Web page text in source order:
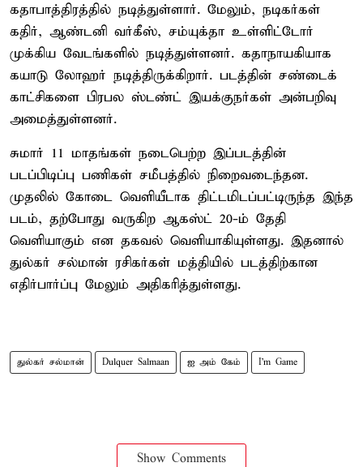
கதாபாத்திரத்தில் நடித்துள்ளார். மேலும், நடிகர்கள்
கதிர், ஆண்டனி வர்கீஸ், சம்யுக்தா உள்ளிட்டோர்
முக்கிய வேடங்களில் நடித்துள்ளனர். கதாநாயகியாக
கயாடு லோஹர் நடித்திருக்கிறார். படத்தின் சண்டைக்
காட்சிகளை பிரபல ஸ்டண்ட் இயக்குநர்கள் அன்பறிவு
அமைத்துள்ளனர்.
சுமார் 11 மாதங்கள் நடைபெற்ற இப்படத்தின்
படப்பிடிப்பு பணிகள் சமீபத்தில் நிறைவடைந்தன.
முதலில் கோடை வெளியீடாக திட்டமிடப்பட்டிருந்த இந்த
படம், தற்போது வருகிற ஆகஸ்ட் 20-ம் தேதி
வெளியாகும் என தகவல் வெளியாகியுள்ளது. இதனால்
துல்கர் சல்மான் ரசிகர்கள் மத்தியில் படத்திற்கான
எதிர்பார்ப்பு மேலும் அதிகரித்துள்ளது.
துல்கர் சல்மான் Dulquer Salmaan ஐ அம் கேம் I'm Game
Show Comments